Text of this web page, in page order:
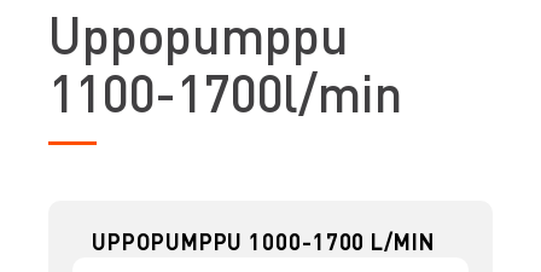
Uppopumppu
1100-1700l/min
UPPOPUMPPU 1000-1700 L/MIN